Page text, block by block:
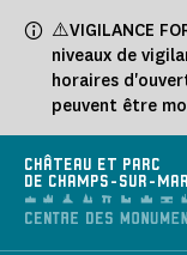
⚠️VIGILANCE
niveaux de
horaires
peuvent être
CHÂTEAU ET PARC
DE CHAMPS-SUR-